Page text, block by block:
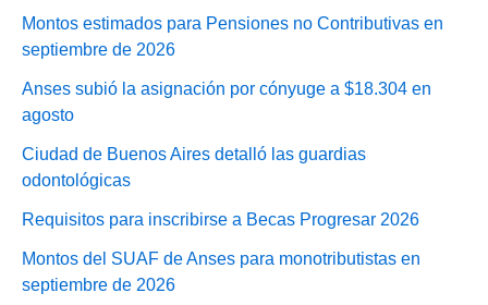
Montos estimados para Pensiones no Contributivas en
septiembre de 2026
Anses subió la asignación por cónyuge a $18.304 en
agosto
Ciudad de Buenos Aires detalló las guardias
odontológicas
Requisitos para inscribirse a Becas Progresar 2026
Montos del SUAF de Anses para monotributistas en
septiembre de 2026